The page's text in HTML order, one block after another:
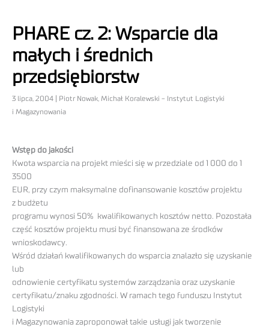
PHARE cz. 2: Wsparcie dla
małych i średnich
przedsiębiorstw
3 lipca, 2004 | Piotr Nowak, Michał Koralewski - Instytut Logistyki
i Magazynowania
Wstęp do jakości
Kwota wsparcia na projekt mieści się w przedziale od 1 000 do 1
3500
EUR, przy czym maksymalne dofinansowanie kosztów projektu
z budżetu
programu wynosi 50% kwalifikowanych kosztów netto. Pozostała
część kosztów projektu musi być finansowana ze środków
wnioskodawcy.
Wśród działań kwalifikowanych do wsparcia znalazło się uzyskanie
lub
odnowienie certyfikatu systemów zarządzania oraz uzyskanie
certyfikatu/znaku zgodności. W ramach tego funduszu Instytut
Logistyki
i Magazynowania zaproponował takie usługi jak tworzenie